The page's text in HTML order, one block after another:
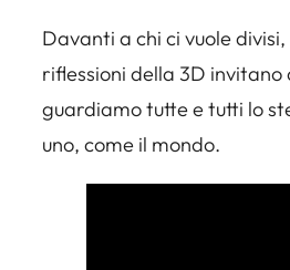
Davanti a chi ci vuole
riflessioni della 3D
guardiamo tutte e tutti lo
uno, come il mondo.